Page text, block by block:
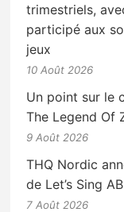
trimestriels,
participé aux
jeux
10 Août 2026
Un point sur le
The Legend Of
9 Août 2026
THQ Nordic
de Let’s Sing
7 Août 2026